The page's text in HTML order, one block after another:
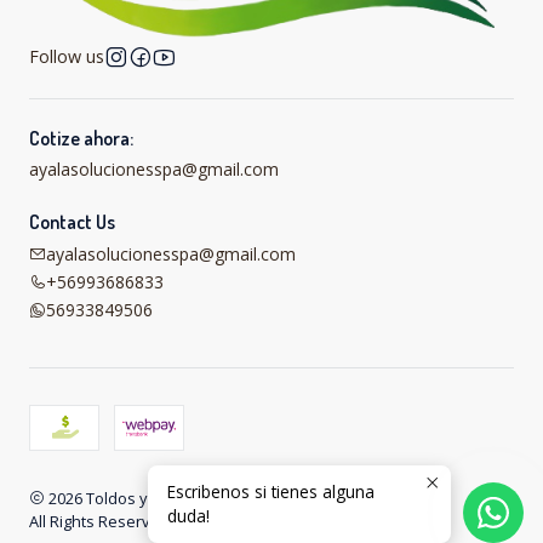
Follow us
Cotize ahora:
ayalasolucionesspa@gmail.com
Contact Us
ayalasolucionesspa@gmail.com
+56993686833
56933849506
2026 Toldos y carpas online .
All Rights Reserved.Powered by Jumpseller
Escribenos si tienes alguna
duda!